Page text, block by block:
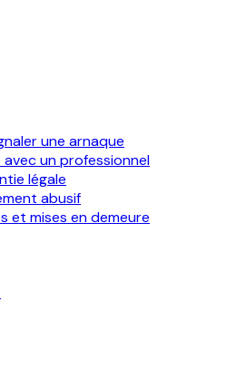
une arnaque
avec un professionnel
légale
abusif
et mises en demeure